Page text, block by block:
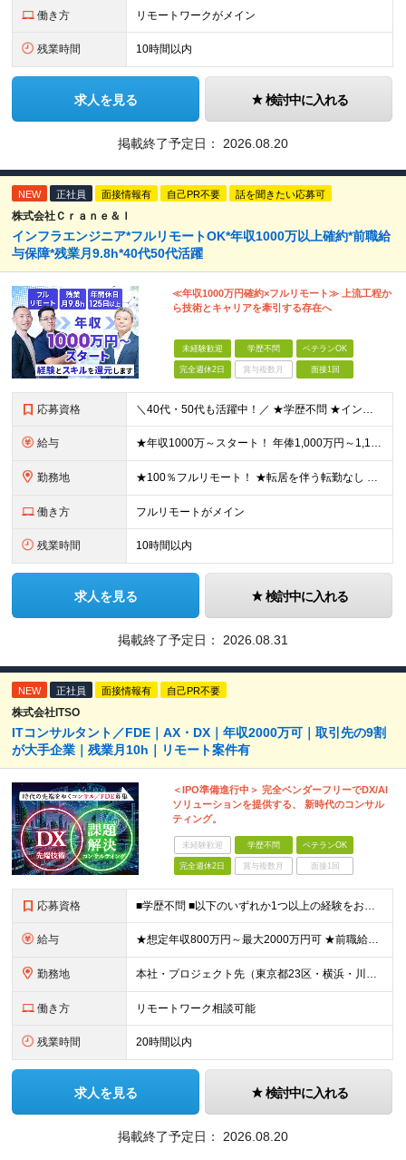
働き方 リモートワークがメイン
残業時間 10時間以内
求人を見る 検討中に入れる
掲載終了予定日： 2026.08.20
NEW 正社員 面接情報有 自己PR不要 話を聞きたい応募可
株式会社Ｃｒａｎｅ＆Ｉ
インフラエンジニア*フルリモートOK*年収1000万以上確約*前職給
与保障*残業月9.8h*40代50代活躍
≪年収1000万円確約×フルリモート≫ 上流工程か
ら技術とキャリアを牽引する存在へ
未経験歓迎 学歴不問 ベテランOK
完全週休2日 賞与複数月 面接1回
応募資格 ＼40代・50代も活躍中！／ ★学歴不問 ★インフラエンジニアの経験を5年以上お持ちの方 ≪こんな方にピッタリです！≫ ◎自身の市場価値を正当に評価してほしい ◎今より年収をアップさせたい ◎多彩な
給与 ★年収1000万～スタート！ 年俸1,000万円～1,162万8,000円（12分割） ※経験・スキルを考慮の上決定します ※上記金額には固定残業代（月30h分・158,400円～184,000円
勤務地 ★100％フルリモート！ ★転居を伴う転勤なし 本社またはプロジェクト先にて勤務いただきます！ ※プロジェクト先は一都三県及び23区内がメイン 【本社】 東京都新宿区神楽坂1-2 研究社英語センタ
働き方 フルリモートがメイン
残業時間 10時間以内
求人を見る 検討中に入れる
掲載終了予定日： 2026.08.31
NEW 正社員 面接情報有 自己PR不要
株式会社ITSO
ITコンサルタント／FDE｜AX・DX｜年収2000万可｜取引先の9割
が大手企業｜残業月10h｜リモート案件有
＜IPO準備進行中＞ 完全ベンダーフリーでDX/AI
ソリューションを提供する、 新時代のコンサル
ティング。
未経験歓迎 学歴不問 ベテランOK
完全週休2日 賞与複数月 面接1回
応募資格 ■学歴不問 ■以下のいずれか1つ以上の経験をお持ちの方 ・ITプロジェクトで、PMやPLとして顧客折衝・上流工程・マネジメントなどの経験がある方 ・ITコンサルタントとしての実務経験がある方 ≪以下
給与 ★想定年収800万円～最大2000万円可 ★前職給与を考慮 ★ストックオプション付与あり（IPO間近） ★昇給制度あり ┗入社6カ月後に3％以上の昇給があります。その後、業績に合わせて適宜、昇給します
勤務地 本社・プロジェクト先（東京都23区・横浜・川崎・千葉・埼玉が中心）いずれかでの勤務となります（常駐は全体の1割程度！） 《本社》東京都港区虎ノ門3-5-1 虎ノ門37森ビル12F ※(変更の範囲)
働き方 リモートワーク相談可能
残業時間 20時間以内
求人を見る 検討中に入れる
掲載終了予定日： 2026.08.20